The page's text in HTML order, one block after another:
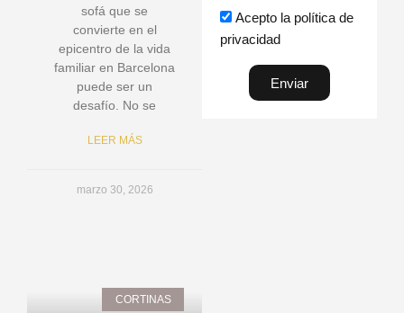
sofá que se
convierte en el
epicentro de la vida
familiar en Barcelona
puede ser un
desafío. No se
LEER MÁS
marzo 30, 2026
CORTINAS
Acepto la política de
privacidad
Enviar